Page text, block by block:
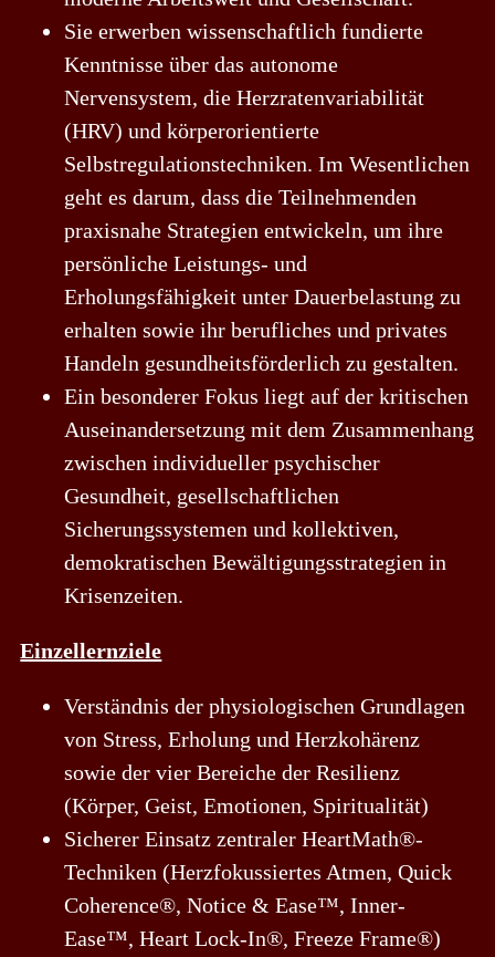
Sie erwerben wissenschaftlich fundierte
Kenntnisse über das autonome
Nervensystem, die Herzratenvariabilität
(HRV) und körperorientierte
Selbstregulationstechniken. Im Wesentlichen
geht es darum, dass die Teilnehmenden
praxisnahe Strategien entwickeln, um ihre
persönliche Leistungs- und
Erholungsfähigkeit unter Dauerbelastung zu
erhalten sowie ihr berufliches und privates
Handeln gesundheitsförderlich zu gestalten.
Ein besonderer Fokus liegt auf der kritischen
Auseinandersetzung mit dem Zusammenhang
zwischen individueller psychischer
Gesundheit, gesellschaftlichen
Sicherungssystemen und kollektiven,
demokratischen Bewältigungsstrategien in
Krisenzeiten.
Einzellernziele
Verständnis der physiologischen Grundlagen
von Stress, Erholung und Herzkohärenz
sowie der vier Bereiche der Resilienz
(Körper, Geist, Emotionen, Spiritualität)
Sicherer Einsatz zentraler HeartMath®-
Techniken (Herzfokussiertes Atmen, Quick
Coherence®, Notice & Ease™, Inner-
Ease™, Heart Lock-In®, Freeze Frame®)